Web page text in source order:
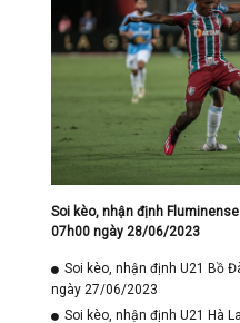
Soi kèo, nhận định
07h00 ngày 28/06/2023
Soi kèo, nhận định U21 Bồ
ngày 27/06/2023
Soi kèo, nhận định U21 Hà